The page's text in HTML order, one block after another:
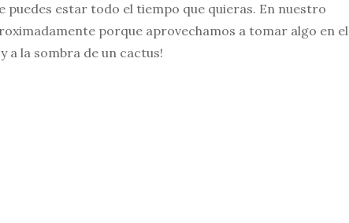
puedes estar todo el tiempo que quieras. En nuestro
porque aprovechamos a tomar algo en el
a la sombra de un cactus!